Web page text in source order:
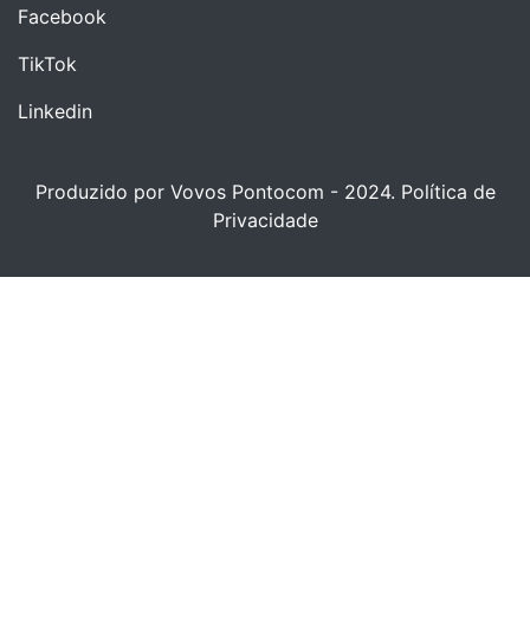
Facebook
TikTok
Linkedin
Produzido por Vovos Pontocom - 2024. Política de
Privacidade